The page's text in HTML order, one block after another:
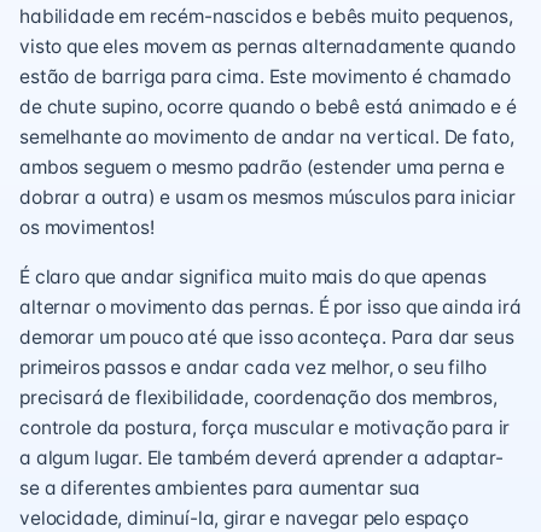
habilidade em recém-nascidos e bebês muito pequenos,
visto que eles movem as pernas alternadamente quando
estão de barriga para cima. Este movimento é chamado
de chute supino, ocorre quando o bebê está animado e é
semelhante ao movimento de andar na vertical. De fato,
ambos seguem o mesmo padrão (estender uma perna e
dobrar a outra) e usam os mesmos músculos para iniciar
os movimentos!
É claro que andar significa muito mais do que apenas
alternar o movimento das pernas. É por isso que ainda irá
demorar um pouco até que isso aconteça. Para dar seus
primeiros passos e andar cada vez melhor, o seu filho
precisará de flexibilidade, coordenação dos membros,
controle da postura, força muscular e motivação para ir
a algum lugar. Ele também deverá aprender a adaptar-
se a diferentes ambientes para aumentar sua
velocidade, diminuí-la, girar e navegar pelo espaço